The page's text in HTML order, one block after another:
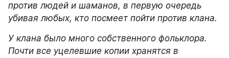
против людей и шаманов, в первую очередь
убивая любых, кто посмеет пойти против клана.
У клана было много собственного фольклора.
Почти все уцелевшие копии хранятся в